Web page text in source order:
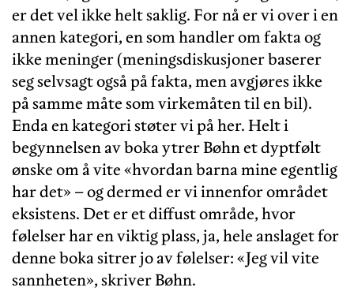
er det vel ikke helt saklig. For nå er vi over i en
annen kategori, en som handler om fakta og
ikke meninger (meningsdiskusjoner baserer
seg selvsagt også på fakta, men avgjøres ikke
på samme måte som virkemåten til en bil).
Enda en kategori støter vi på her. Helt i
begynnelsen av boka ytrer Bøhn et dyptfølt
ønske om å vite «hvordan barna mine egentlig
har det» – og dermed er vi innenfor området
eksistens. Det er et diffust område, hvor
følelser har en viktig plass, ja, hele anslaget for
denne boka sitrer jo av følelser: «Jeg vil vite
sannheten», skriver Bøhn.